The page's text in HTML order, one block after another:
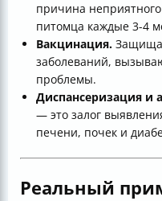
причина
питомца каждые 3-4
Вакцинация.
заболеваний,
проблемы.
Диспансеризация и
— это залог
печени, почек и
Реальный